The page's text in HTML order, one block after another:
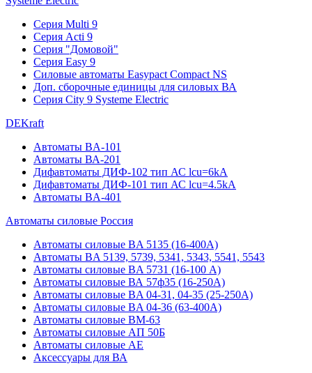
Серия Multi 9
Серия Acti 9
Серия "Домовой"
Серия Easy 9
Силовые автоматы Easypact Compact NS
Доп. сборочные единицы для силовых ВА
Серия City 9 Systeme Electric
DEKraft
Автоматы BA-101
Автоматы ВА-201
Дифавтоматы ДИФ-102 тип АС lcu=6kA
Дифавтоматы ДИФ-101 тип АС lcu=4.5kA
Автоматы BA-401
Автоматы силовые Россия
Автоматы силовые BA 5135 (16-400А)
Автоматы BA 5139, 5739, 5341, 5343, 5541, 5543
Автоматы силовые BA 5731 (16-100 А)
Автоматы силовые ВА 57ф35 (16-250А)
Автоматы силовые BA 04-31, 04-35 (25-250А)
Автоматы силовые BA 04-36 (63-400А)
Автоматы силовые ВМ-63
Автоматы силовые АП 50Б
Автоматы силовые АЕ
Аксессуары для ВА